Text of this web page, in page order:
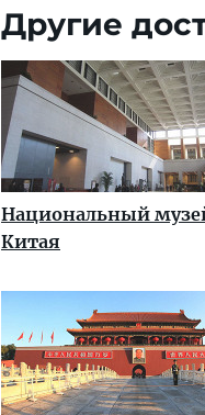
Другие
Национальный
Китая